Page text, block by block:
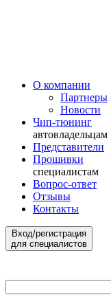
О компании
Партнеры
Новости
Чип-тюнинг
автовладельцам
Представители
Прошивки
специалистам
Вопрос-ответ
Отзывы
Контакты
Вход/регистрация
для специалистов